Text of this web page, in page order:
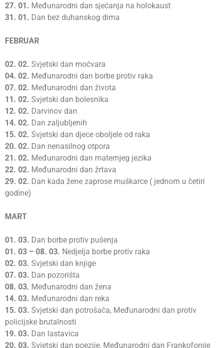
27. 01. Međunarodni dan sjećanja na holokaust
31. 01. Dan bez duhanskog dima
FEBRUAR
02. 02. Svjetski dan močvara
04. 02. Međunarodni dan borbe protiv raka
07. 02. Međunarodni dan života
11. 02. Svjetski dan bolesnika
12. 02. Darvinov dan
14. 02. Dan zaljubljenih
15. 02. Svjetski dan djece oboljele od raka
20. 02. Dan nenasilnog otpora
21. 02. Međunarodni dan maternjeg jezika
22. 02. Međunarodni dan žrtava
29. 02. Dan kada žene zaprose muškarce ( jednom u četiri
godine)
MART
01. 03. Dan borbe protiv pušenja
01. 03 – 08. 03. Nedjelja borbe protiv raka
02. 03. Svjetski dan knjige
07. 03. Dan pozorišta
08. 03. Međunarodni dan žena
14. 03. Međunarodni dan reka
15. 03. Svjetski dan potrošača, Međunarodni dan protiv
policijske brutalnosti
19. 03. Dan lastavica
20. 03. Svjetski dan poezije, Međunarodni dan Frankofonije